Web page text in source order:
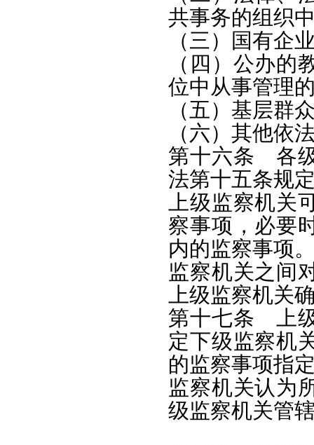
共事务的组织
（三）国有企
（四）公办的
位中从事管理
（五）基层群
（六）其他依
第十六条 各
法第十五条规
上级监察机关
察事项，必要
内的监察事项
监察机关之间
上级监察机关
第十七条 上
定下级监察机
的监察事项指
监察机关认为
级监察机关管